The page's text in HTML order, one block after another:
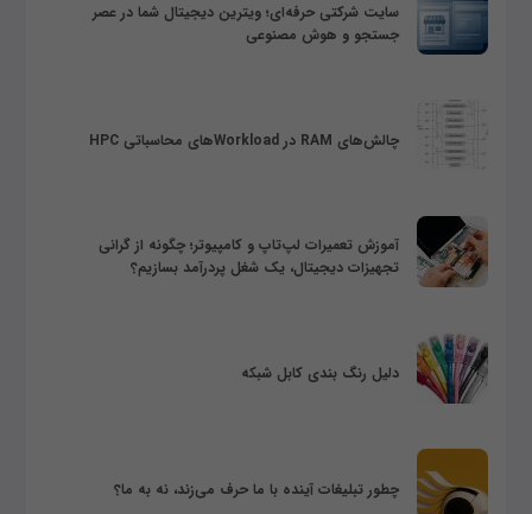
سایت شرکتی حرفه‌ای؛ ویترین دیجیتال شما در عصر
جستجو و هوش مصنوعی
چالش‌های RAM در Workloadهای محاسباتی HPC
آموزش تعمیرات لپ‌تاپ و کامپیوتر؛ چگونه از گرانی
تجهیزات دیجیتال، یک شغل پردرآمد بسازیم؟
دلیل رنگ بندی کابل شبکه
چطور تبلیغات آینده با ما حرف می‌زند، نه به ما؟